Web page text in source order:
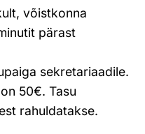
võistkonna
pärast
sekretariaadile.
50€. Tasu
rahuldatakse.